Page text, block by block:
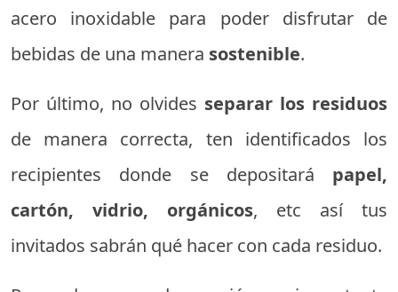
acero inoxidable para poder disfrutar de
bebidas de una manera sostenible.
Por último, no olvides separar los residuos
de manera correcta, ten identificados los
recipientes donde se depositará papel,
cartón, vidrio, orgánicos, etc así tus
invitados sabrán qué hacer con cada residuo.